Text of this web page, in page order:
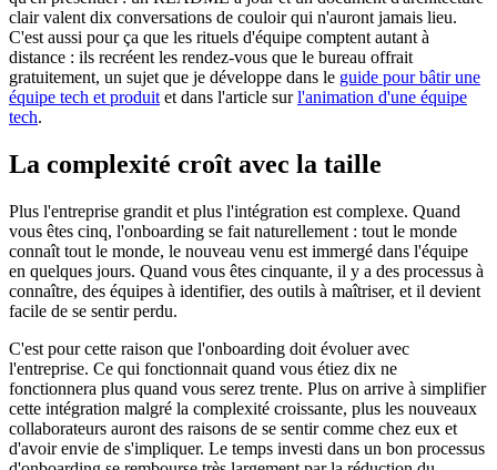
clair valent dix conversations de couloir qui n'auront jamais lieu.
C'est aussi pour ça que les rituels d'équipe comptent autant à
distance : ils recréent les rendez-vous que le bureau offrait
gratuitement, un sujet que je développe dans le guide pour bâtir une
équipe tech et produit et dans l'article surl'animation d'une équipe
tech.
La complexité croît avec la taille
Plus l'entreprise grandit et plus l'intégration est complexe. Quand
vous êtes cinq, l'onboarding se fait naturellement : tout le monde
connaît tout le monde, le nouveau venu est immergé dans l'équipe
en quelques jours. Quand vous êtes cinquante, il y a des processus à
connaître, des équipes à identifier, des outils à maîtriser, et il devient
facile de se sentir perdu.
C'est pour cette raison que l'onboarding doit évoluer avec
l'entreprise. Ce qui fonctionnait quand vous étiez dix ne
fonctionnera plus quand vous serez trente. Plus on arrive à simplifier
cette intégration malgré la complexité croissante, plus les nouveaux
collaborateurs auront des raisons de se sentir comme chez eux et
d'avoir envie de s'impliquer. Le temps investi dans un bon processus